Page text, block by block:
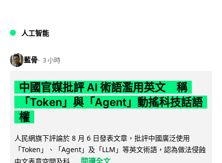
人工智能
藍骨 3 小時
中國官媒批評 AI 術語濫用英文 稱
「Token」與「Agent」動搖科技話語
權
人民網旗下評論於 8 月 6 日發表文章，批評中國廣泛使用
「Token」、「Agent」及「LLM」等英文術語，認為做法侵蝕
中文表意空間及科...
閱讀全文